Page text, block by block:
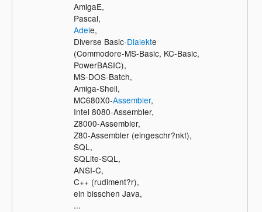
AmigaE,
Pascal,
Adele,
Diverse Basic-Dialekte
(Commodore-MS-Basic, KC-Basic,
PowerBASIC),
MS-DOS-Batch,
Amiga-Shell,
MC680X0-Assembler,
Intel 8080-Assembler,
Z8000-Assembler,
Z80-Assembler (eingeschr?nkt),
SQL,
SQLite-SQL,
ANSI-C,
C++ (rudiment?r),
ein bisschen Java,
...